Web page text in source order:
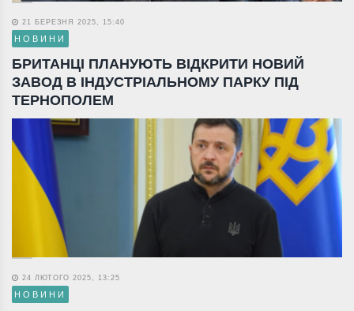
21 БЕРЕЗНЯ 2025, 15:40
НОВИНИ
БРИТАНЦІ ПЛАНУЮТЬ ВІДКРИТИ НОВИЙ
ЗАВОД В ІНДУСТРІАЛЬНОМУ ПАРКУ ПІД
ТЕРНОПОЛЕМ
24 ЛЮТОГО 2025, 13:25
НОВИНИ